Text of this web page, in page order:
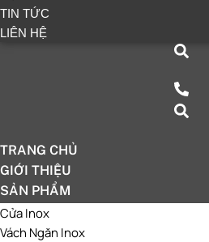
TIN TỨC
LIÊN HỆ
TRANG CHỦ
GIỚI THIỆU
SẢN PHẨM
Cửa Inox
Vách Ngăn Inox